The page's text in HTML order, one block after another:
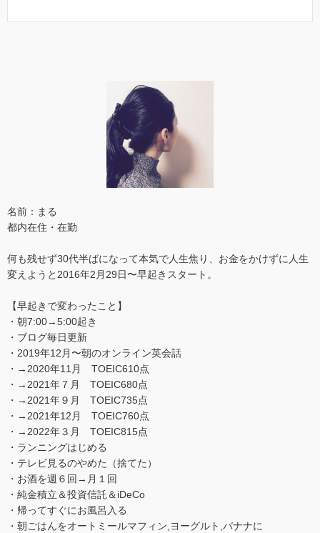
名前：まる
都内在住・在勤
何も残せず30代半ばになって本気で人生焦り、お金をかけずに人生
変えようと2016年2月29日〜早起きスタート。
【早起きで変わったこと】
・朝7:00→5:00起き
・ブログ毎日更新
・2019年12月〜朝のオンライン英会話
・→2020年11月 TOEIC610点
・→2021年７月 TOEIC680点
・→2021年９月 TOEIC735点
・→2021年12月 TOEIC760点
・→2022年３月 TOEIC815点
・ランニングはじめる
・テレビ見るのやめた（捨てた）
・お酒を週６回→月１回
・純金積立＆投資信託＆iDeCo
・帰ってすぐにお風呂入る
・朝ごはんをオートミールマフィン,ヨーグルト,バナナに